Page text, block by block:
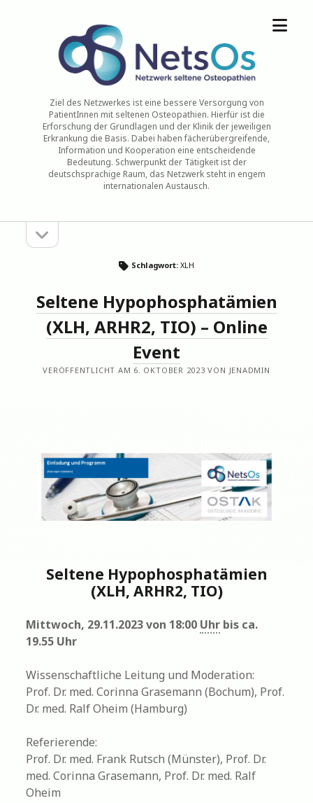
NetsOs
Ziel des Netzwerkes ist eine bessere Versorgung von
PatientInnen mit seltenen Osteopathien. Hierfür ist die
Erforschung der Grundlagen und der Klinik der jeweiligen
Erkrankung die Basis. Dabei haben fächerübergreifende,
Information und Kooperation eine entscheidende
Bedeutung. Schwerpunkt der Tätigkeit ist der
deutschsprachige Raum, das Netzwerk steht in engem
internationalen Austausch.
Menü
Sidebaröffnen
Schlagwort: XLH
Seltene Hypophosphatämien
(XLH, ARHR2, TIO) – Online
Event
VERÖFFENTLICHT AM 6. OKTOBER 2023 VON JENADMIN
Seltene Hypophosphatämien
(XLH, ARHR2, TIO)
Mittwoch, 29.11.2023 von 18:00 Uhr bis ca.
19.55 Uhr
Wissenschaftliche Leitung und Moderation:
Prof. Dr. med. Corinna Grasemann (Bochum), Prof.
Dr. med. Ralf Oheim (Hamburg)
Referierende:
Prof. Dr. med. Frank Rutsch (Münster), Prof. Dr.
med. Corinna Grasemann, Prof. Dr. med. Ralf
Oheim